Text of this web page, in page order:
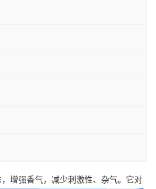
增强香气，减少刺激性、杂气。它对